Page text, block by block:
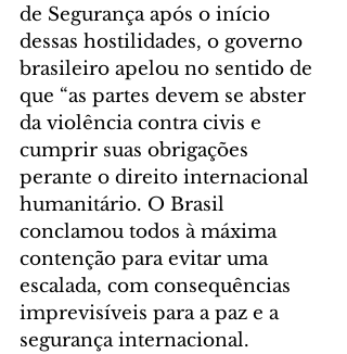
de Segurança após o início
dessas hostilidades, o governo
brasileiro apelou no sentido de
que “as partes devem se abster
da violência contra civis e
cumprir suas obrigações
perante o direito internacional
humanitário. O Brasil
conclamou todos à máxima
contenção para evitar uma
escalada, com consequências
imprevisíveis para a paz e a
segurança internacional.